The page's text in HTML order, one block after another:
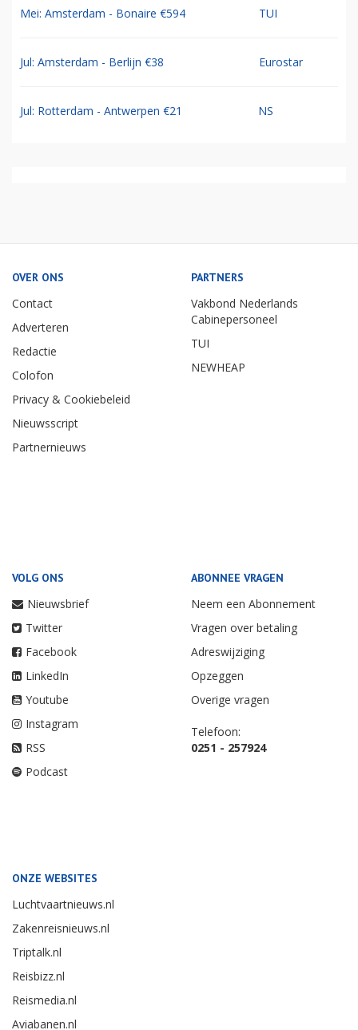
Mei: Amsterdam - Bonaire €594 TUI
Jul: Amsterdam - Berlijn €38 Eurostar
Jul: Rotterdam - Antwerpen €21 NS
OVER ONS
Contact
Adverteren
Redactie
Colofon
Privacy & Cookiebeleid
Nieuwsscript
Partnernieuws
PARTNERS
Vakbond Nederlands
Cabinepersoneel
TUI
NEWHEAP
VOLG ONS
Nieuwsbrief
Twitter
Facebook
LinkedIn
Youtube
Instagram
RSS
Podcast
ABONNEE VRAGEN
Neem een Abonnement
Vragen over betaling
Adreswijziging
Opzeggen
Overige vragen
Telefoon:
0251 - 257924
ONZE WEBSITES
Luchtvaartnieuws.nl
Zakenreisnieuws.nl
Triptalk.nl
Reisbizz.nl
Reismedia.nl
Aviabanen.nl